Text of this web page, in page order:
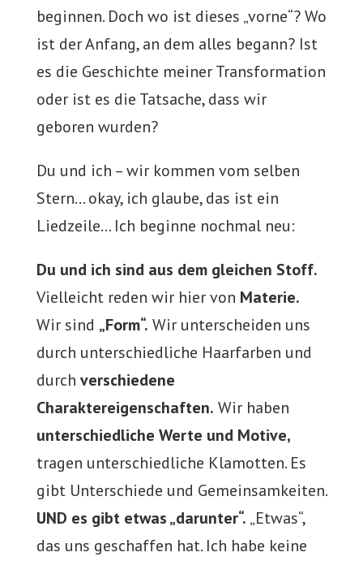
beginnen. Doch wo ist dieses „vorne“? Wo
ist der Anfang, an dem alles begann? Ist
es die Geschichte meiner Transformation
oder ist es die Tatsache, dass wir
geboren wurden?
Du und ich – wir kommen vom selben
Stern… okay, ich glaube, das ist ein
Liedzeile… Ich beginne nochmal neu:
Du und ich sind aus dem gleichen Stoff.
Vielleicht reden wir hier von Materie.
Wir sind „Form“. Wir unterscheiden uns
durch unterschiedliche Haarfarben und
durch verschiedene
Charaktereigenschaften. Wir haben
unterschiedliche Werte und Motive,
tragen unterschiedliche Klamotten. Es
gibt Unterschiede und Gemeinsamkeiten.
UND es gibt etwas „darunter“. „Etwas“,
das uns geschaffen hat. Ich habe keine